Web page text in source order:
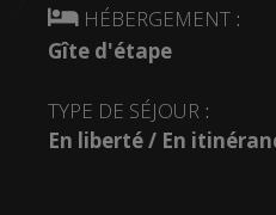
HÉBERGEMENT :
Gîte d'étape
TYPE DE SÉJOUR :
En liberté / En